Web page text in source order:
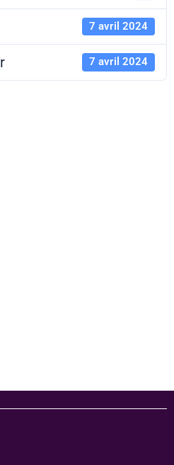
7 avril 2024
7 avril 2024